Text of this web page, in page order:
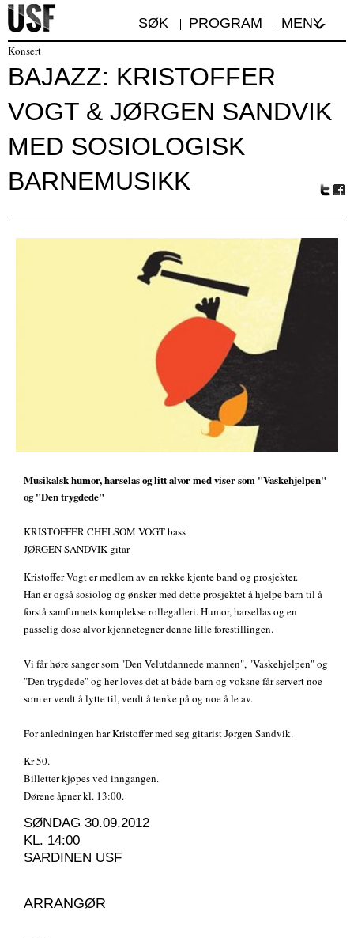
SØK PROGRAM MENY
Konsert
BAJAZZ: KRISTOFFER
VOGT & JØRGEN SANDVIK
MED SOSIOLOGISK
BARNEMUSIKK
r
oo
Musikalsk humor, harselas og litt alvor med viser som "Vaskehjelpen"
og "Den trygdede"
KRISTOFFER CHELSOM VOGT bass
JØRGEN SANDVIK gitar
Kristoffer Vogt er medlem av en rekke kjente band og prosjekter.
Han er også sosiolog og ønsker med dette prosjektet å hjelpe barn til å
forstå samfunnets komplekse rollegalleri. Humor, harsellas og en
passelig dose alvor kjennetegner denne lille forestillingen.
Vi får høre sanger som "Den Velutdannede mannen", "Vaskehjelpen" og
"Den trygdede" og her loves det at både barn og voksne får servert noe
som er verdt å lytte til, verdt å tenke på og noe å le av.
For anledningen har Kristoffer med seg gitarist Jørgen Sandvik.
Kr 50.
Billetter kjøpes ved inngangen.
Dørene åpner kl. 13:00.
SØNDAG 30.09.2012
KL. 14:00
SARDINEN USF
ARRANGØR